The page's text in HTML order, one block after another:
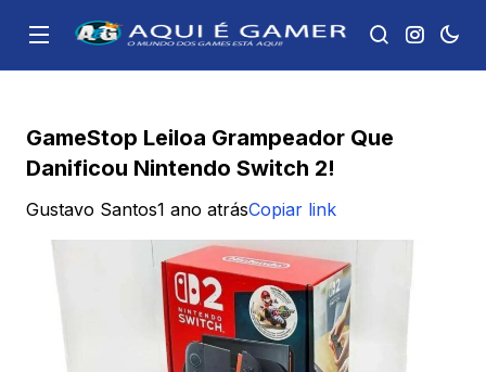
GameStop Leiloa Grampeador Que
Danificou Nintendo Switch 2!
Gustavo Santos1 ano atrásCopiar link